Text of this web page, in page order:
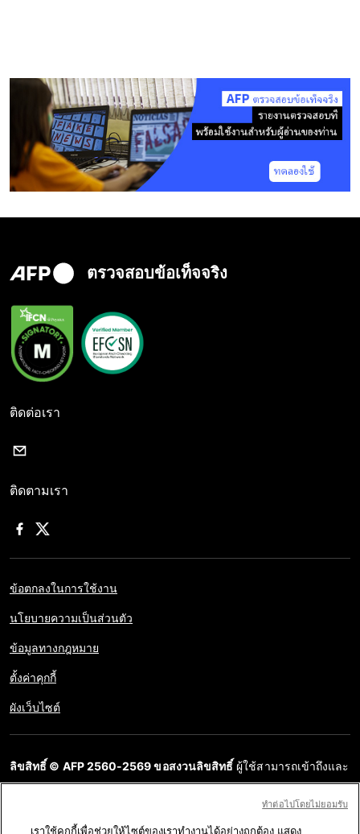
ตรวจสอบข้อเท็จจริง
ติดต่อเรา
ติดตามเรา
ข้อตกลงในการใช้งาน
นโยบายความเป็นส่วนตัว
ข้อมูลทางกฎหมาย
ตั้งค่าคุกกี้
ผังเว็บไซต์
ลิขสิทธิ์ © AFP 2560-2569 ขอสงวนลิขสิทธิ์ ผู้ใช้สามารถเข้าถึงและ
เราใช้คุกกี้เพื่อช่วยให้ไซต์ของเราทำงานได้อย่างถูกต้อง แสดง
ทําต่อไปโดยไม่ยอมรับ